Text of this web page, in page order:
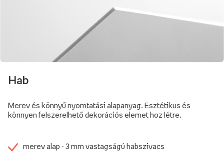
Hab
Merev és könnyű nyomtatási alapanyag. Esztétikus és
könnyen felszerelhető dekorációs elemet hoz létre.
merev alap - 3 mm vastagságú habszivacs